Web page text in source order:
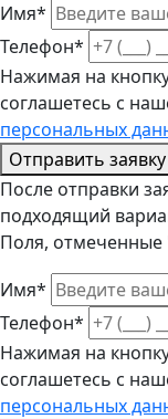
Имя*
Телефон*
Нажимая на
соглашетесь с
персональных
Отправить заявку
После отправки
подходящий
Поля,
Имя*
Телефон*
Нажимая на
соглашетесь с
персональных